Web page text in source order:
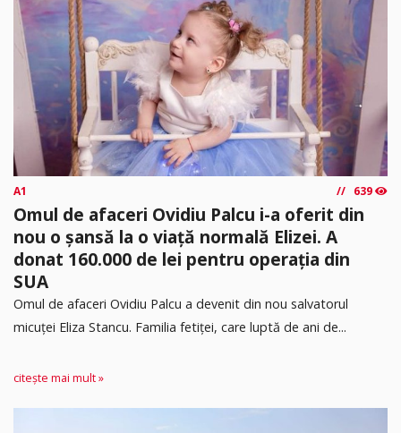
A1 639
Omul de afaceri Ovidiu Palcu i-a oferit din
nou o șansă la o viață normală Elizei. A
donat 160.000 de lei pentru operația din
SUA
Omul de afaceri Ovidiu Palcu a devenit din nou salvatorul
micuței Eliza Stancu. Familia fetiței, care luptă de ani de...
citește mai mult »